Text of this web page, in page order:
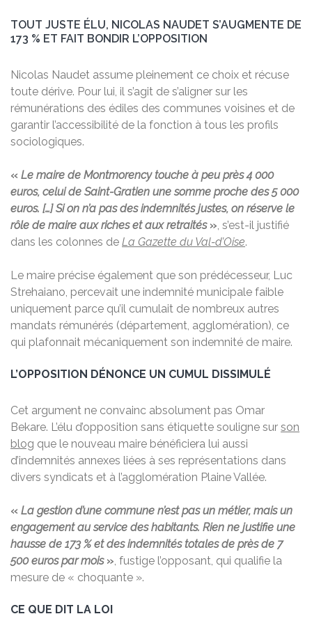
TOUT JUSTE ÉLU, NICOLAS NAUDET S’AUGMENTE DE
173 % ET FAIT BONDIR L’OPPOSITION
Nicolas Naudet assume pleinement ce choix et récuse
toute dérive. Pour lui, il s’agit de s’aligner sur les
rémunérations des édiles des communes voisines et de
garantir l’accessibilité de la fonction à tous les profils
sociologiques.
« Le maire de Montmorency touche à peu près 4 000
euros, celui de Saint-Gratien une somme proche des 5 000
euros. […] Si on n’a pas des indemnités justes, on réserve le
rôle de maire aux riches et aux retraités », s’est-il justifié
dans les colonnes de La Gazette du Val-d’Oise.
Le maire précise également que son prédécesseur, Luc
Strehaiano, percevait une indemnité municipale faible
uniquement parce qu’il cumulait de nombreux autres
mandats rémunérés (département, agglomération), ce
qui plafonnait mécaniquement son indemnité de maire.
L’OPPOSITION DÉNONCE UN CUMUL DISSIMULÉ
Cet argument ne convainc absolument pas Omar
Bekare. L’élu d’opposition sans étiquette souligne sur son
blog que le nouveau maire bénéficiera lui aussi
d’indemnités annexes liées à ses représentations dans
divers syndicats et à l’agglomération Plaine Vallée.
« La gestion d’une commune n’est pas un métier, mais un
engagement au service des habitants. Rien ne justifie une
hausse de 173 % et des indemnités totales de près de 7
500 euros par mois», fustige l’opposant, qui qualifie la
mesure de « choquante ».
CE QUE DIT LA LOI